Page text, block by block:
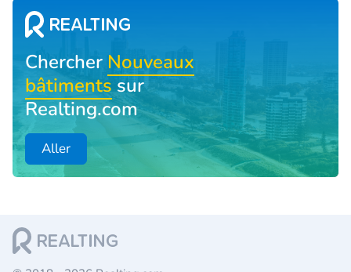
Chercher Nouveaux
bâtimentssur
Realting.com
Aller